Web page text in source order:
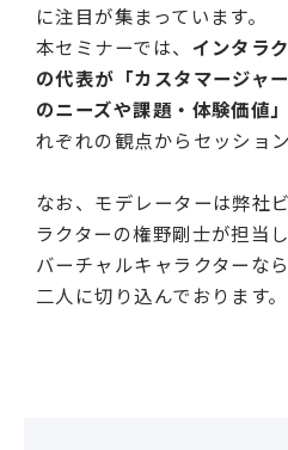
に注目が集まっています。
本セミナーでは、 インタラ
の代表が「カスタマージャ
のニーズや課題・体験価値」
れぞれの観点からセッショ
なお、モデレーターは弊社
ラクターの権野剛士が担当し
バーチャルキャラクターな
二人に切り込んでおります。